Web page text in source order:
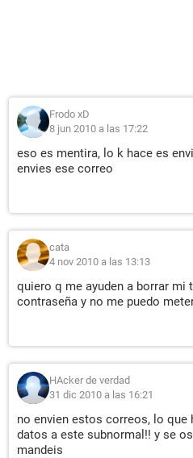
Frodo xD
8 jun 2010 a las 17:22
eso es mentira, lo k hace es
envies ese correo
cata
4 nov 2010 a las 13:13
quiero q me ayuden a borrar mi
contraseña y no me puedo
HAcker de verdad
31 dic 2010 a las 16:21
no envien estos correos, lo que
datos a este subnormal!! y se
mandeis